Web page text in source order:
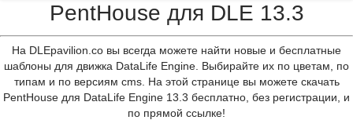
PentHouse для DLE 13.3
На DLEpavilion.co вы всегда можете найти новые и бесплатные
шаблоны для движка DataLife Engine. Выбирайте их по цветам, по
типам и по версиям cms. На этой странице вы можете скачать
PentHouse для DataLife Engine 13.3 бесплатно, без регистрации, и
по прямой ссылке!